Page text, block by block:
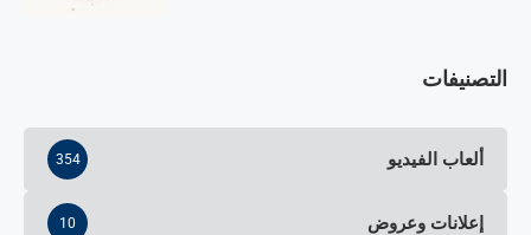
التصنيفات
ألعاب الفيديو 354
إعلانات وعروض 10